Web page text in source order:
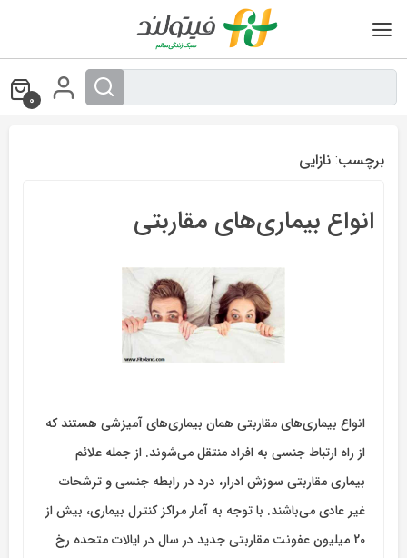
0
برچسب: نازایی
انواع بیماری‌های مقاربتی
انواع بیماری‌های مقاربتی همان بیماری‌های آمیزشی هستند که
از راه ارتباط جنسی به افراد منتقل می‌شوند. از جمله علائم
بیماری مقاربتی سوزش ادرار، درد در رابطه جنسی و ترشحات
غیر عادی می‌باشند. با توجه به آمار مراکز کنترل بیماری، بیش از
20 میلیون عفونت مقاربتی جدید در سال در ایالات متحده رخ